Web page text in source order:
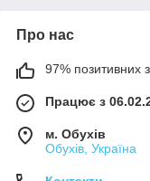
Про нас
97% позитивних з
Працює з
м. Обухів
Обухів, Україна